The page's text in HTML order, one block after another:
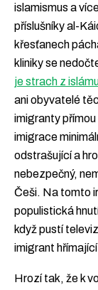
islamismus a
příslušníky al-
křesťanech
kliniky se
je strach z
ani obyvatelé
imigranty
imigrace
odstrašující a
nebezpečný,
Češi. Na tomto
populistická
když pustí
imigrant
Hrozí tak, že k